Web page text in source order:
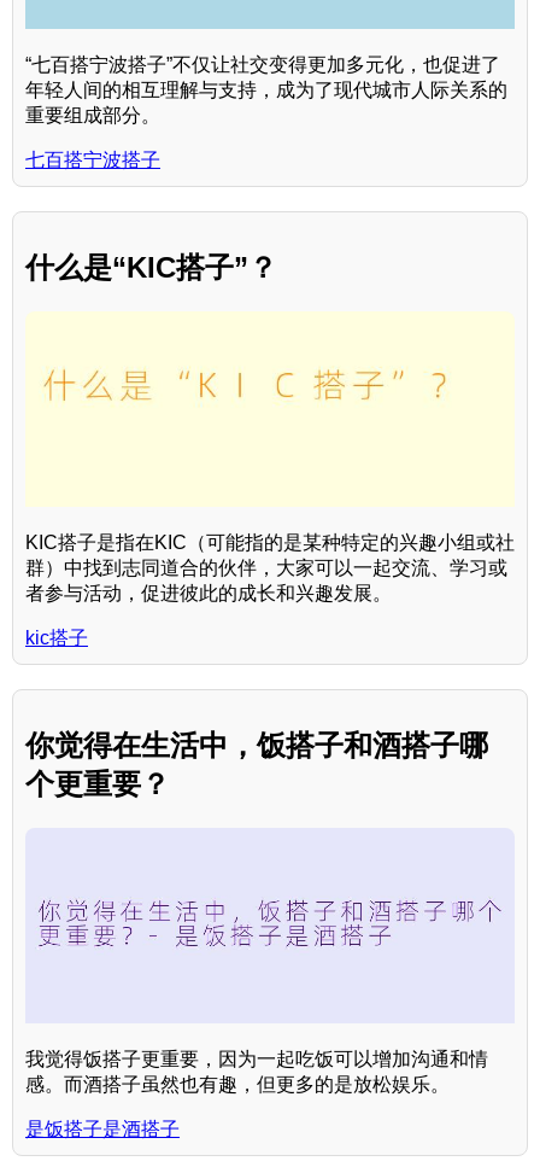
“七百搭宁波搭子”不仅让社交变得更加多元化，也促进了
年轻人间的相互理解与支持，成为了现代城市人际关系的
重要组成部分。
七百搭宁波搭子
什么是“KIC搭子”？
KIC搭子是指在KIC（可能指的是某种特定的兴趣小组或社
群）中找到志同道合的伙伴，大家可以一起交流、学习或
者参与活动，促进彼此的成长和兴趣发展。
kic搭子
你觉得在生活中，饭搭子和酒搭子哪
个更重要？
我觉得饭搭子更重要，因为一起吃饭可以增加沟通和情
感。而酒搭子虽然也有趣，但更多的是放松娱乐。
是饭搭子是酒搭子